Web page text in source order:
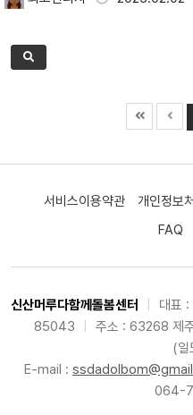
서비스이용약관 개인정보
FAQ
신산머루다함께돌봄센터 대표 :
85043
주소 : 63268 제
(일
E-mail :
064-